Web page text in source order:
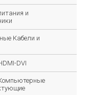
и
Кабели и
DVI